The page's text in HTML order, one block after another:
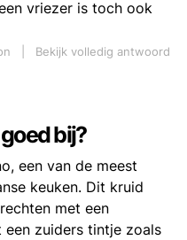
vriezer is toch ook
Bekijk volledig antwoord
bij?
een van de meest
keuken. Dit kruid
met een
zuiders tintje zoals